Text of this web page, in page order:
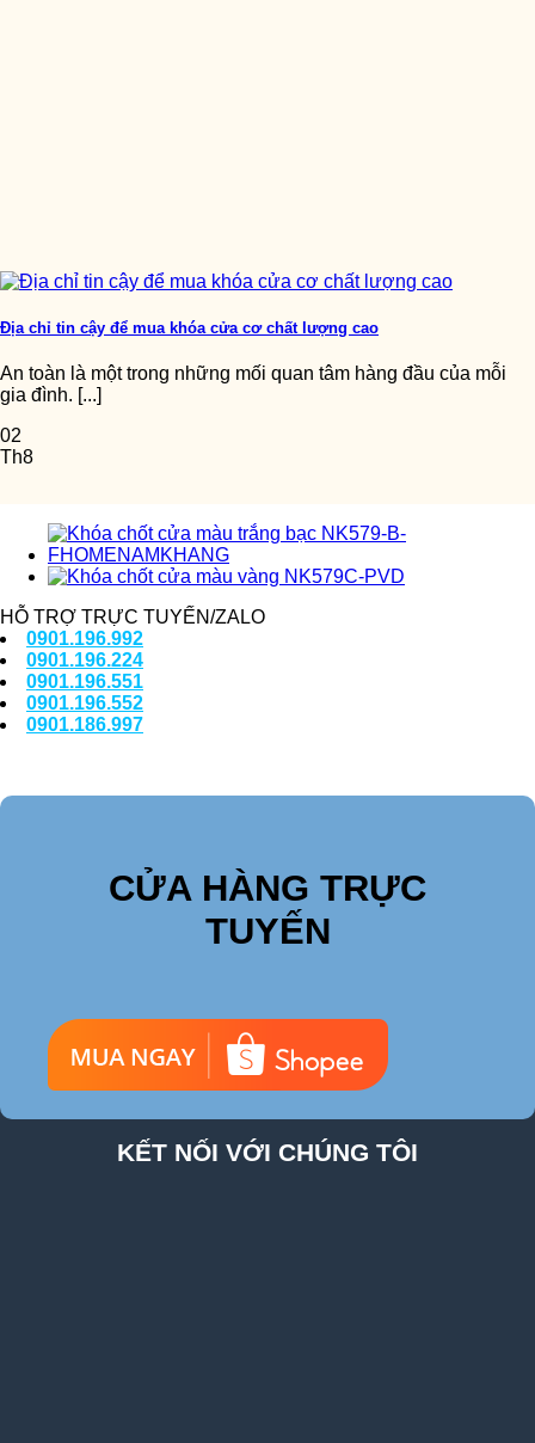
Địa chỉ tin cậy để mua khóa cửa cơ chất lượng cao
An toàn là một trong những mối quan tâm hàng đầu của mỗi
gia đình. [...]
02
Th8
HỖ TRỢ TRỰC TUYẾN/ZALO
0901.196.992
0901.196.224
0901.196.551
0901.196.552
0901.186.997
CỬA HÀNG TRỰC
TUYẾN
KẾT NỐI VỚI CHÚNG TÔI